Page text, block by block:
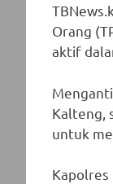
Orang
aktif
Kalteng,
untuk
Kapolres